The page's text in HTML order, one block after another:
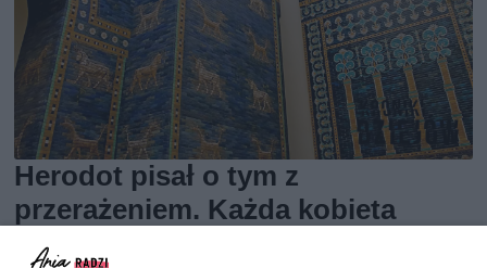
Herodot pisał o tym z
przerażeniem. Każda kobieta
musiała zrobić to chociaż raz w